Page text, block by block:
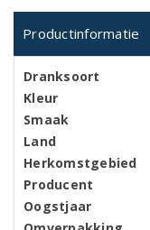
Productinformatie
Dranksoort
Kleur
Smaak
Land
Herkomstgebied
Producent
Oogstjaar